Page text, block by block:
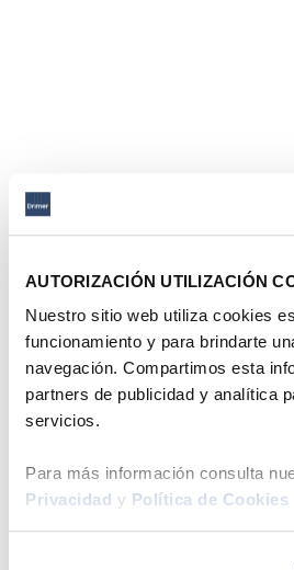
AUTORIZACIÓN UTILIZACIÓN
Nuestro sitio web utiliza cookies
funcionamiento y para brindarte
navegación. Compartimos esta
partners de publicidad y analítica
servicios.
Para más información consulta
Privacidad y Política de Cookies